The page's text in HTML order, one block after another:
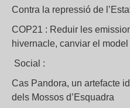
Contra la repressió de
COP21 : Reduir les
hivernacle, canviar el
Social :
Cas Pandora, un artefacte
dels Mossos d’Esquadra